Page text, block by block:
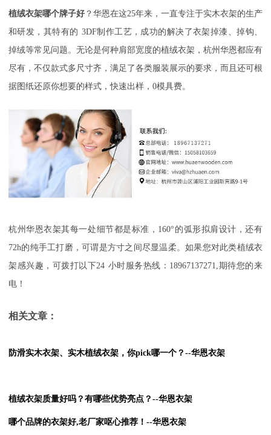
植绒衣架哪个牌子好 ？华恩在这25年来，一直专注于实木衣架的生产
和研发，其特有的 3DF制作工艺，成功的解决了衣架掉漆、掉钩、
掉绒等常见问题。无论是何种肩部宽度的植绒衣架，杭州华恩都应有
尽有，不仅款式多尺寸齐，满足了各类服装展示的要求，而且还可根
据图纸还原你想要的样式，快速出样， 0模具费。
杭州华恩衣架其每一处细节都是标准 ， 160°的弧形拟肩设计，还有
72h的纯手工打磨，可谓是方寸之间尽显温柔。如果您对此类植绒衣
架感兴趣，可拨打以下24 小时服务热线： 18967137271,期待您的来
电！
相关文章：
防滑实木衣架、实木植绒衣架，你pick哪一个？--华恩衣架
植绒衣架质量好吗？有哪些优势亮点？--华恩衣架
哪个品牌的衣架好,老厂家呕心推荐！--华恩衣架